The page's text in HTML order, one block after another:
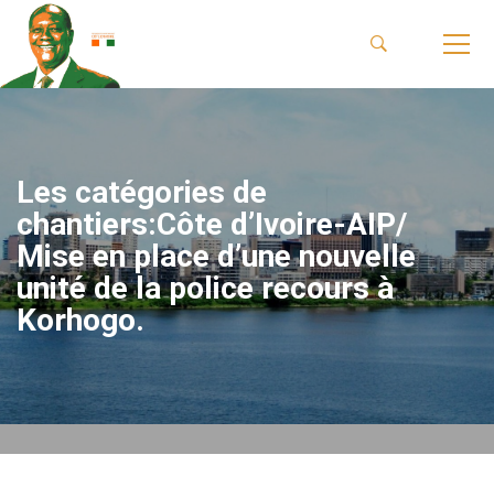
Les catégories de
chantiers:Côte d’Ivoire-AIP/
Mise en place d’une nouvelle
unité de la police recours à
Korhogo.